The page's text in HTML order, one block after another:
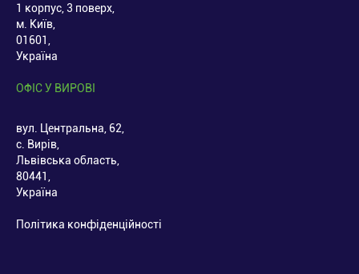
1 корпус, 3 поверх,
м. Київ,
01601,
Україна
ОФІС У ВИРОВІ
вул. Центральна, 62,
с. Вирів,
Львівська область,
80441,
Україна
Політика конфіденційності